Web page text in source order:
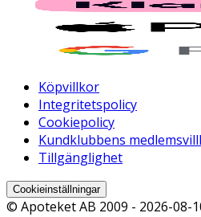
Köpvillkor
Integritetspolicy
Cookiepolicy
Kundklubbens
Tillgänglighet
Cookieinställningar
© Apoteket AB 2009 - 2026-08-